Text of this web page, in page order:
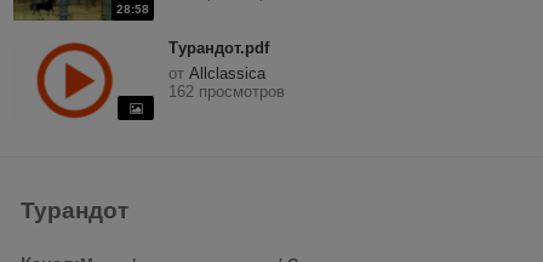
28:58
Турандот.pdf
от Allclassica
162 просмотров
Турандот